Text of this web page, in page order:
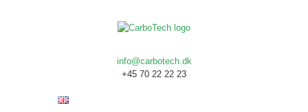
info@carbotech.dk
+45 70 22 22 23